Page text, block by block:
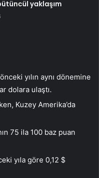
yaklaşım
yılın aynı dönemine
dolara ulaştı.
Kuzey Amerika’da
75 ila 100 baz puan
yıla göre 0,12 $